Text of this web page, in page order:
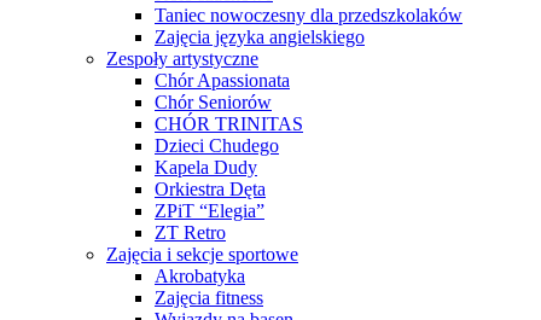
Taniec nowoczesny dla przedszkolaków
Zajęcia języka angielskiego
Zespoły artystyczne
Chór Apassionata
Chór Seniorów
CHÓR TRINITAS
Dzieci Chudego
Kapela Dudy
Orkiestra Dęta
ZPiT “Elegia”
ZT Retro
Zajęcia i sekcje sportowe
Akrobatyka
Zajęcia fitness